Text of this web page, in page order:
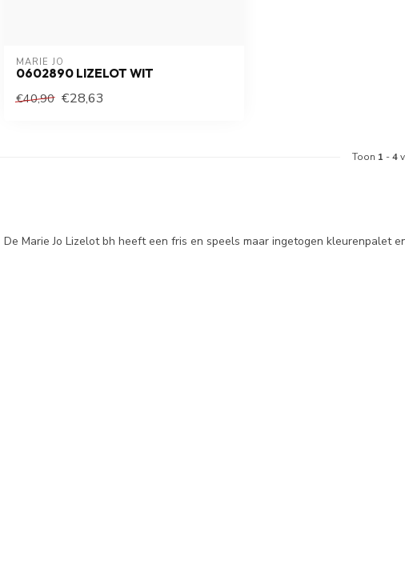
MARIE JO
0602890 LIZELOT WIT
€40,90 €28,63
Toon 1 -4
De Marie Jo Lizelot bh heeft een fris en speels maar ingetogen kleurenpalet